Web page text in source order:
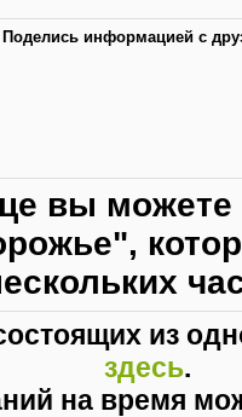
Поделись информацией с
вы можете
из
здесь.
на время